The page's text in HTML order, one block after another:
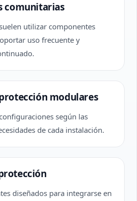
comunitarias
utilizar componentes
uso frecuente y
modulares
según las
de cada instalación.
diseñados para integrarse en